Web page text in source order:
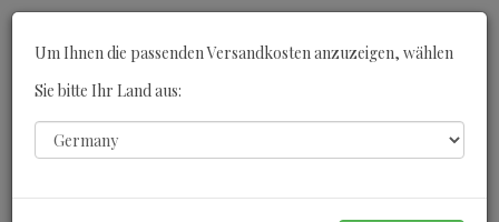
Um Ihnen die passenden Versandkosten anzuzeigen, wählen
Sie bitte Ihr Land aus: